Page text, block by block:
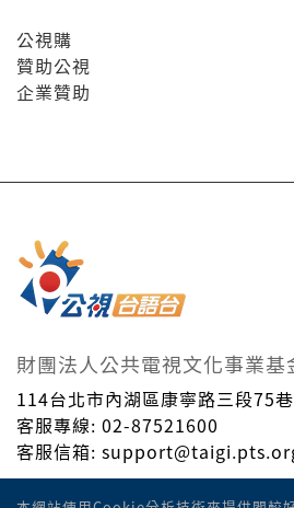
公視購
贊助公視
企業贊助
財團法人公共電視文化事業基
114台北市內湖區康寧路三段75
客服專線: 02-87521600
客服信箱:
Taiwan Public Television Service